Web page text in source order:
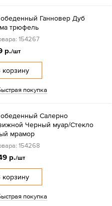
Ганновер Дуб
трюфель
154267
р./шт
корзину
покупка
Салерно
Черный муар/Стекло
мрамор
154268
р./шт
корзину
покупка